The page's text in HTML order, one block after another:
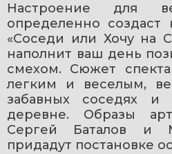
Настроение для
определенно создаст
«Соседи или Хочу на
наполнит ваш день
смехом. Сюжет
легким и веселым,
забавных соседях
деревне. Образы
Сергей Баталов и
придадут постановке